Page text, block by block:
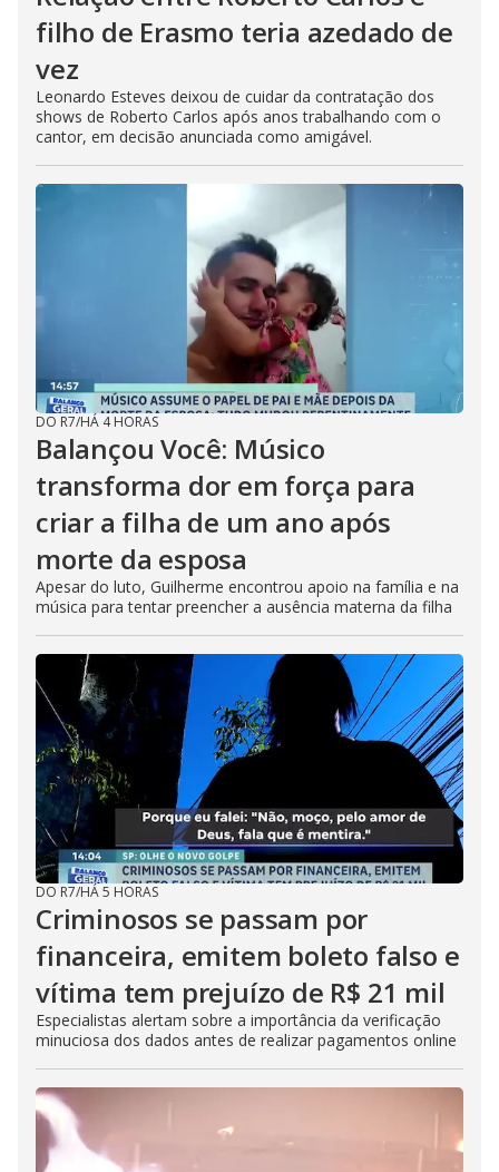
filho de Erasmo teria azedado de
vez
Leonardo Esteves deixou de cuidar da contratação dos
shows de Roberto Carlos após anos trabalhando com o
cantor, em decisão anunciada como amigável.
DO R7/HÁ 4 HORAS
Balançou Você: Músico
transforma dor em força para
criar a filha de um ano após
morte da esposa
Apesar do luto, Guilherme encontrou apoio na família e na
música para tentar preencher a ausência materna da filha
DO R7/HÁ 5 HORAS
Criminosos se passam por
financeira, emitem boleto falso e
vítima tem prejuízo de R$ 21 mil
Especialistas alertam sobre a importância da verificação
minuciosa dos dados antes de realizar pagamentos online